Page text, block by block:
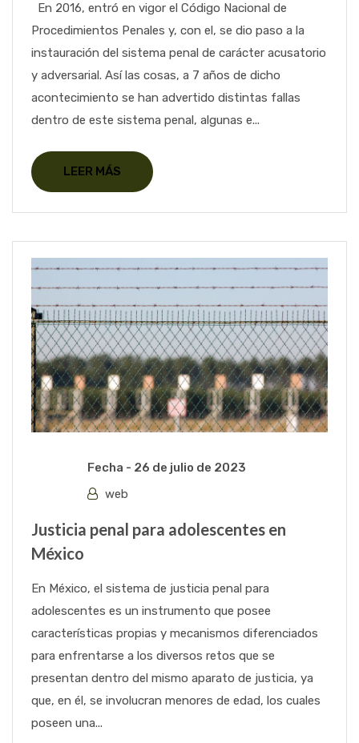
En 2016, entró en vigor el Código Nacional de
Procedimientos Penales y, con el, se dio paso a la
instauración del sistema penal de carácter acusatorio
y adversarial. Así las cosas, a 7 años de dicho
acontecimiento se han advertido distintas fallas
dentro de este sistema penal, algunas e...
LEER MÁS
Fecha - 26 de julio de 2023
web
Justicia penal para adolescentes en
México
En México, el sistema de justicia penal para
adolescentes es un instrumento que posee
características propias y mecanismos diferenciados
para enfrentarse a los diversos retos que se
presentan dentro del mismo aparato de justicia, ya
que, en él, se involucran menores de edad, los cuales
poseen una...